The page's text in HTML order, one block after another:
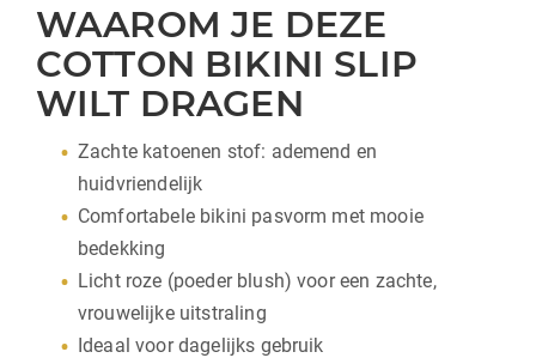
WAAROM JE DEZE
COTTON BIKINI SLIP
WILT DRAGEN
Zachte katoenen stof: ademend en
huidvriendelijk
Comfortabele bikini pasvorm met mooie
bedekking
Licht roze (poeder blush) voor een zachte,
vrouwelijke uitstraling
Ideaal voor dagelijks gebruik